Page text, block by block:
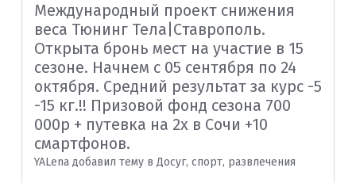
Международный проект снижения
веса Тюнинг Тела|Cтаврополь.
Открыта бронь мест на участие в 15
сезоне. Начнем с 05 сентября по 24
октября. Средний результат за курс -5
-15 кг.!! Призовой фонд сезона 700
000р + путевка на 2х в Сочи +10
смартфонов.
YALenа добавил тему в Досуг, спорт, развлечения